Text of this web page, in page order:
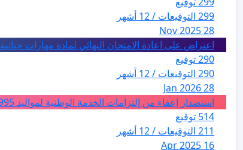
299 التوقيعات / 12 أشهر
28 Nov 2025
اعتراض على اعادة الامتحان النهائي لمادة مهارات حياتية
290 توقيع
290 التوقيعات / 12 أشهر
28 Jan 2026
استصدار إعفاء من إلتزامات الخدمة الوطنية لمواليد 1995 و 1996 بالجزائر
514 توقيع
211 التوقيعات / 12 أشهر
16 Apr 2025